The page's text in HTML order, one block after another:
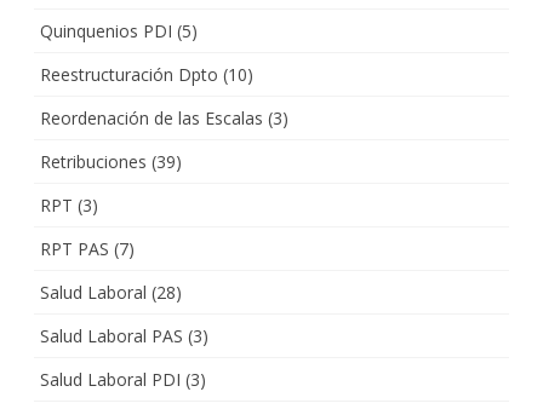
Quinquenios PDI (5)
Reestructuración Dpto (10)
Reordenación de las Escalas (3)
Retribuciones (39)
RPT (3)
RPT PAS (7)
Salud Laboral (28)
Salud Laboral PAS (3)
Salud Laboral PDI (3)